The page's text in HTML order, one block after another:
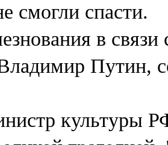
смогли спасти.
в
Путин,
культуры